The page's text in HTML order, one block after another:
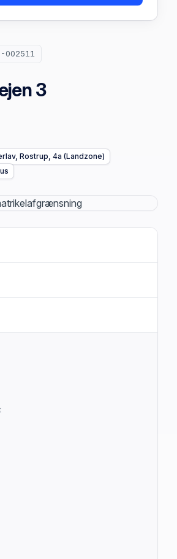
002511
3
Rostrup, 4a (Landzone)